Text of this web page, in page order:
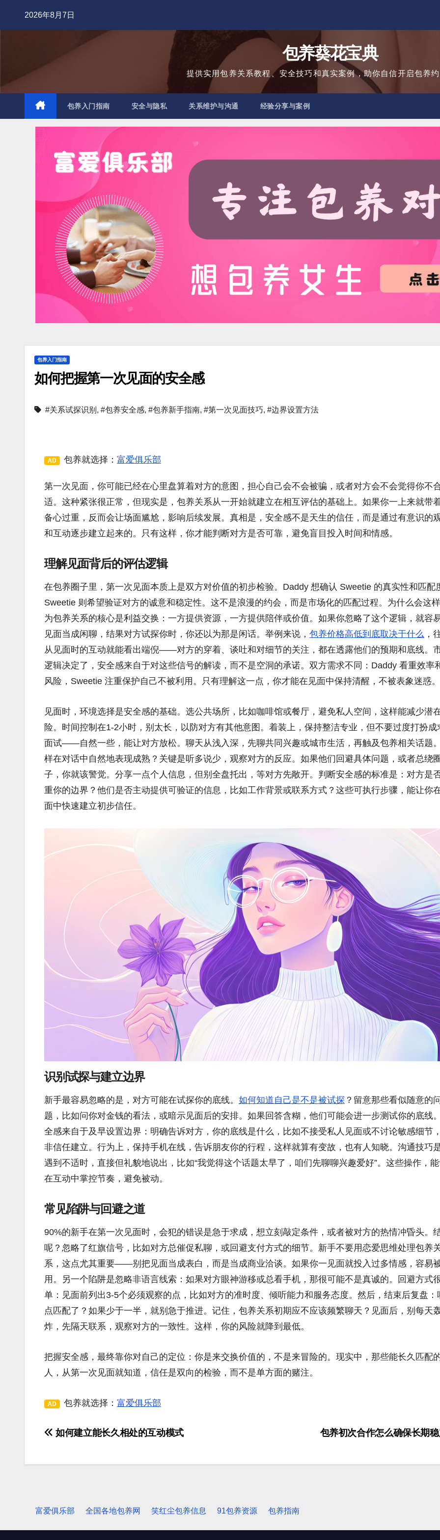
2026年8月7日
包养葵花宝典
提供实用包养关系教程、安全技巧和真实案例，助你自信开启包养
包养入门指南 安全与隐私 关系维护与沟通 经验分享与案例
包养入门指南
如何把握第一次见面的安全感
#关系试探识别 , #包养安全感, #包养新手指南, #第一次见面技巧, #边界设置方法
AD 包养就选择： 富爱俱乐部
第一次见面，你可能已经在心里盘算着对方的意图，担心自己会不会被骗，或者对方会不会觉得你不
适。这种紧张很正常，但现实是，包养关系从一开始就建立在相互评估的基础上。如果你一上来就带
备心过重，反而会让场面尴尬，影响后续发展。真相是，安全感不是天生的信任，而是通过有意识的
和互动逐步建立起来的。只有这样，你才能判断对方是否可靠，避免盲目投入时间和情感。
理解见面背后的评估逻辑
在包养圈子里，第一次见面本质上是双方对价值的初步检验。Daddy 想确认 Sweetie 的真实性和匹配
Sweetie 则希望验证对方的诚意和稳定性。这不是浪漫的约会，而是市场化的匹配过程。为什么会这
为包养关系的核心是利益交换：一方提供资源，一方提供陪伴或价值。如果你忽略了这个逻辑，就容
见面当成闲聊，结果对方试探你时，你还以为那是闲话。举例来说， 包养价格高低到底取决于什么 ，
从见面时的互动就能看出端倪——对方的穿着、谈吐和对细节的关注，都在透露他们的预期和底线。
逻辑决定了，安全感来自于对这些信号的解读，而不是空洞的承诺。双方需求不同：Daddy 看重效率
风险，Sweetie 注重保护自己不被利用。只有理解这一点，你才能在见面中保持清醒，不被表象迷惑。
见面时，环境选择是安全感的基础。选公共场所，比如咖啡馆或餐厅，避免私人空间，这样能减少潜
险。时间控制在1-2小时，别太长，以防对方有其他意图。着装上，保持整洁专业，但不要过度打扮成
面试——自然一些，能让对方放松。聊天从浅入深，先聊共同兴趣或城市生活，再触及包养相关话题
样在对话中自然地表现成熟？关键是听多说少，观察对方的反应。如果他们回避具体问题，或者总绕
子，你就该警觉。分享一点个人信息，但别全盘托出，等对方先敞开。判断安全感的标准是：对方是
重你的边界？他们是否主动提供可验证的信息，比如工作背景或联系方式？这些可执行步骤，能让你
面中快速建立初步信任。
识别试探与建立边界
新手最容易忽略的是，对方可能在试探你的底线。 如何知道自己是不是被试探 ？留意那些看似随意的
题，比如问你对金钱的看法，或暗示见面后的安排。如果回答含糊，他们可能会进一步测试你的底线
全感来自于及早设置边界：明确告诉对方，你的底线是什么，比如不接受私人见面或不讨论敏感细节
非信任建立。行为上，保持手机在线，告诉朋友你的行程，这样就算有变故，也有人知晓。沟通技巧
遇到不适时，直接但礼貌地说出，比如“我觉得这个话题太早了，咱们先聊聊兴趣爱好”。这些操作，
在互动中掌控节奏，避免被动。
常见陷阱与回避之道
90%的新手在第一次见面时，会犯的错误是急于求成，想立刻敲定条件，或者被对方的热情冲昏头。
呢？忽略了红旗信号，比如对方总催促私聊，或回避支付方式的细节。新手不要用恋爱思维处理包养
系，这点尤其重要——别把见面当成表白，而是当成商业洽谈。如果你一见面就投入过多情感，容易
用。另一个陷阱是忽略非语言线索：如果对方眼神游移或总看手机，那很可能不是真诚的。回避方式
单：见面前列出3-5个必须观察的点，比如对方的准时度、倾听能力和服务态度。然后，结束后复盘：
点匹配了？如果少于一半，就别急于推进。记住，包养关系初期应不应该频繁聊天？见面后，别每天
炸，先隔天联系，观察对方的一致性。这样，你的风险就降到最低。
把握安全感，最终靠你对自己的定位：你是来交换价值的，不是来冒险的。现实中，那些能长久匹配
人，从第一次见面就知道，信任是双向的检验，而不是单方面的赌注。
AD 包养就选择： 富爱俱乐部
包养初次合作怎么确保长期
如何建立能长久相处的互动模式
富爱俱乐部 全国各地包养网 笑红尘包养信息 91包养资源 包养指南